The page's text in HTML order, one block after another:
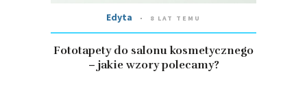
Edyta 8 LAT TEMU
Fototapety do salonu kosmetycznego
– jakie wzory polecamy?